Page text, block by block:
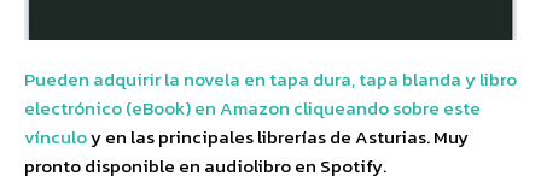
Pueden adquirir la novela en tapa dura, tapa blanda y libro
electrónico (eBook) en Amazon cliqueando sobre este
vínculoy en las principales librerías de Asturias. Muy
pronto disponible en audiolibro en Spotify.